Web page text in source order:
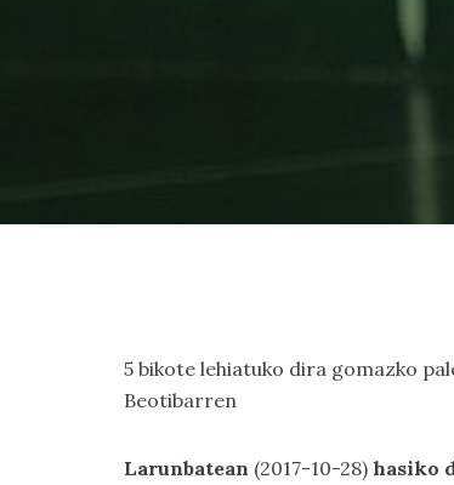
5 bikote lehiatuko dira gomazko
Beotibarren
Larunbatean (2017-10-28) hasiko